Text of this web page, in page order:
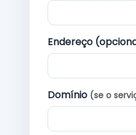
Endereço
Domínio (se o